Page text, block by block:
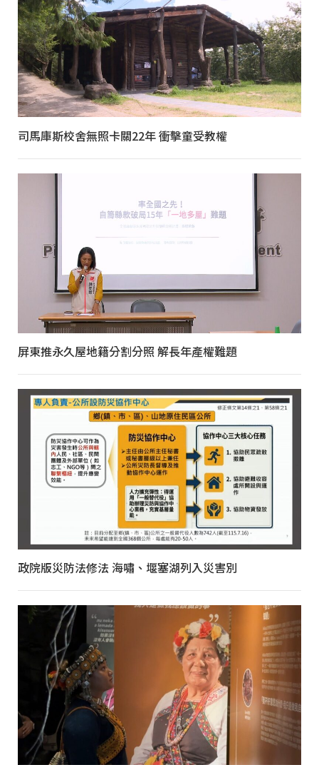
司馬庫斯校舍無照卡關22年 衝擊童受教權
屏東推永久屋地籍分割分照 解長年產權難題
政院版災防法修法 海嘯、堰塞湖列入災害別